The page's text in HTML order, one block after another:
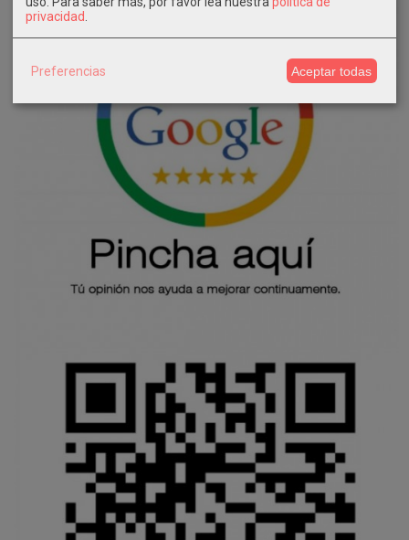
privacidad
Preferencias Aceptar todas